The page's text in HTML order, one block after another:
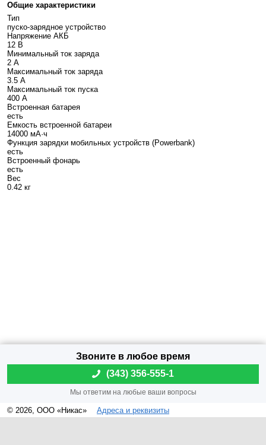
Общие характеристики
Тип
пуско-зарядное устройство
Напряжение АКБ
12 В
Минимальный ток заряда
2 А
Максимальный ток заряда
3.5 А
Максимальный ток пуска
400 А
Встроенная батарея
есть
Емкость встроенной батареи
14000 мА·ч
Функция зарядки мобильных устройств (Powerbank)
есть
Встроенный фонарь
есть
Вес
0.42 кг
© 2026, ООО «Никас» Адреса и реквизиты
(343) 356-555-1